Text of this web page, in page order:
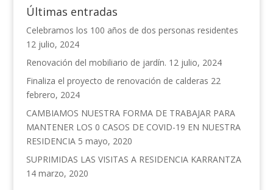
Últimas entradas
Celebramos los 100 años de dos personas residentes
12 julio, 2024
Renovación del mobiliario de jardín. 12 julio, 2024
Finaliza el proyecto de renovación de calderas 22
febrero, 2024
CAMBIAMOS NUESTRA FORMA DE TRABAJAR PARA
MANTENER LOS 0 CASOS DE COVID-19 EN NUESTRA
RESIDENCIA 5 mayo, 2020
SUPRIMIDAS LAS VISITAS A RESIDENCIA KARRANTZA
14 marzo, 2020